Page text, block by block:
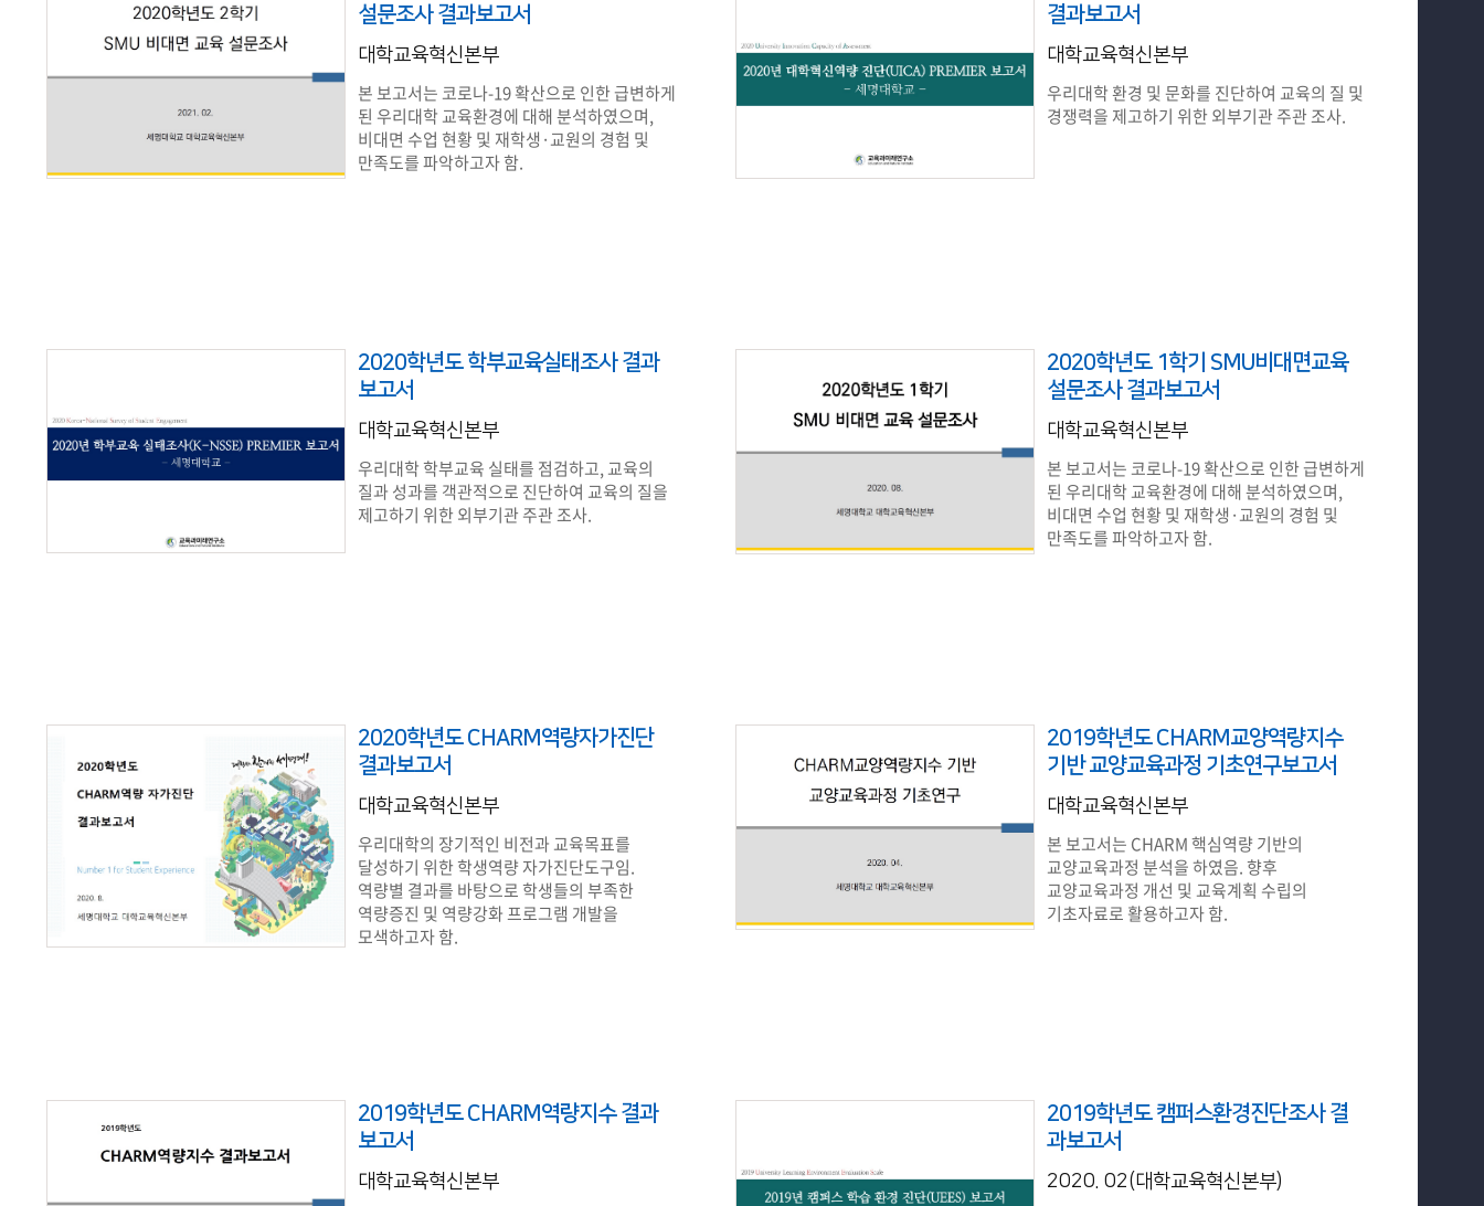
설문조사 결과보고서
대학교육혁신본부
본 보고서는 코로나-19 확산으로 인한 급변하게
된 우리대학 교육환경에 대해 분석하였으며,
비대면 수업 현황 및 재학생·교원의 경험 및
만족도를 파악하고자 함.
결과보고서
대학교육혁신본부
우리대학 환경 및 문화를 진단하여 교육의 질 및
경쟁력을 제고하기 위한 외부기관 주관 조사.
2020학년도 학부교육실태조사 결과
보고서
대학교육혁신본부
우리대학 학부교육 실태를 점검하고, 교육의
질과 성과를 객관적으로 진단하여 교육의 질을
제고하기 위한 외부기관 주관 조사.
2020학년도 1학기 SMU비대면교육
설문조사 결과보고서
대학교육혁신본부
본 보고서는 코로나-19 확산으로 인한 급변하게
된 우리대학 교육환경에 대해 분석하였으며,
비대면 수업 현황 및 재학생·교원의 경험 및
만족도를 파악하고자 함.
2020학년도 CHARM역량자가진단
결과보고서
대학교육혁신본부
우리대학의 장기적인 비전과 교육목표를
달성하기 위한 학생역량 자가진단도구임.
역량별 결과를 바탕으로 학생들의 부족한
역량증진 및 역량강화 프로그램 개발을
모색하고자 함.
2019학년도 CHARM교양역량지수
기반 교양교육과정 기초연구보고서
대학교육혁신본부
본 보고서는 CHARM 핵심역량 기반의
교양교육과정 분석을 하였음. 향후
교양교육과정 개선 및 교육계획 수립의
기초자료로 활용하고자 함.
2019학년도 CHARM역량지수 결과
보고서
대학교육혁신본부
2019학년도 캠퍼스환경진단조사 결
과보고서
2020. 02(대학교육혁신본부)